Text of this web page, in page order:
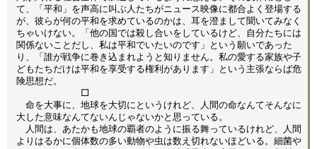
て、「平和」を声高に叫ぶ人たちがニュース映像に都合よく登場する
が、彼らが何の平和を求めているのかは、耳を澄まして聞いてみなく
ちゃいけない。「他の国では殺し合いをしているけど、自分たちには
関係ないことだし、私は平和でいたいのです」という願いであった
り、「誰が戦争に巻き込まれようと知りません。私の愛する家族や子
どもたちだけは平和を享受する権利があります」という主張ならば危
険思想だ。
□
命を大事に、地球を大切にというけれど、人間の命なんてそんなに
大した意味なんてないんじゃないかと思っている。
人間は、あたかも地球の覇者のように振る舞っているけれど、人間
よりはるかに個体数の多い動物や虫は数え切れないほどいる。細菌や